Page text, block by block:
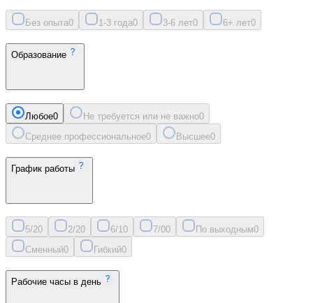
Без опыта0 1-3 года0 3-6 лет0 6+ лет0
Образование
Любое0 Не требуется или не важно0
Среднее профессиональное0 Высшее0
График работы
5/20 2/20 6/10 7/00 По выходным0
Сменный0 Гибкий0
Рабочие часы в день